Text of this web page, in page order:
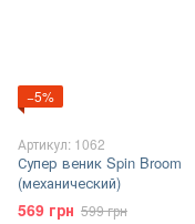
−5%
Артикул: 1062
Супер веник Spin Broom
(механический)
569 грн 599 грн